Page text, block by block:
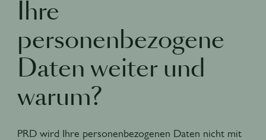
Ihre
personenbezogene
Daten weiter und
warum?
PRD wird Ihre personenbezogenen Daten nicht mit